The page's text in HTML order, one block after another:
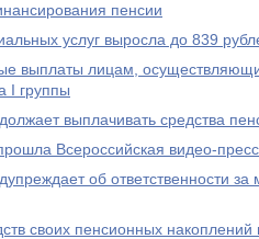
пенсии
услуг выросла до 839
выплаты лицам,
I группы
выплачивать средства
Всероссийская видео-
об ответственности
своих пенсионных накоплений